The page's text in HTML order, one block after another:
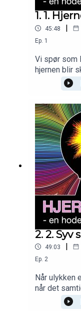
1. 1.
45:48 |
Ep. 1
Vi spør som
hjernen blir
2. 2. Syv
49:03 |
Ep. 2
Når ulykken
når det
hjemmet...
som skal til